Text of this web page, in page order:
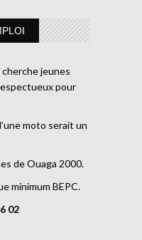
cherche jeunes
pour
moto serait un
de Ouaga 2000.
minimum BEPC.
02